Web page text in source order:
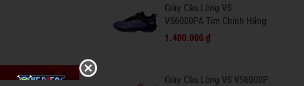
Giày Cầu Lông VS
VS6000PA Tím Chính Hãng
1.400.000 ₫
Giày Cầu Lông VS VS6000P